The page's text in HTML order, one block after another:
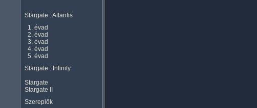
Stargate : Atlantis
1. évad
2. évad
3. évad
4. évad
5. évad
Stargate : Infinity
Stargate
Stargate II
Szereplők